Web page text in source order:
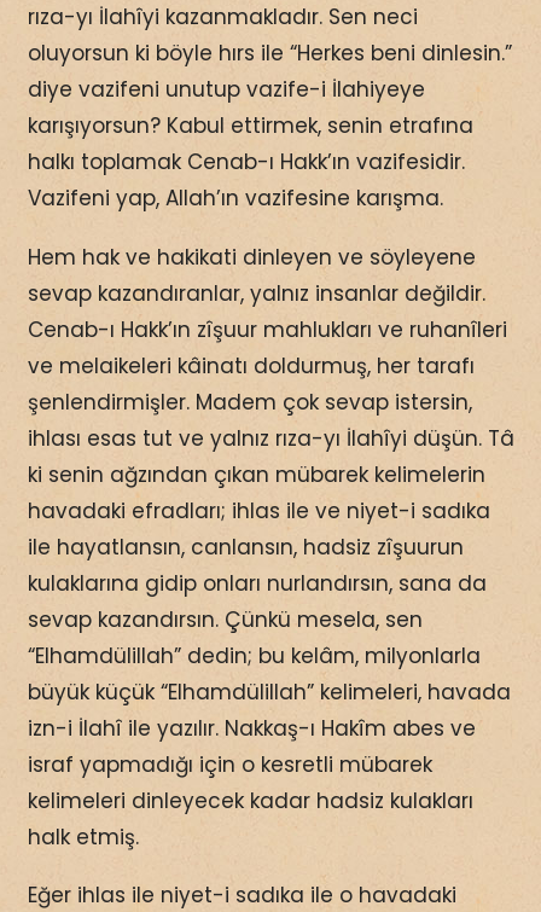
rıza-yı İlahîyi kazanmakladır. Sen neci
oluyorsun ki böyle hırs ile “Herkes beni dinlesin.”
diye vazifeni unutup vazife-i İlahiyeye
karışıyorsun? Kabul ettirmek, senin etrafına
halkı toplamak Cenab-ı Hakk’ın vazifesidir.
Vazifeni yap, Allah’ın vazifesine karışma.
Hem hak ve hakikati dinleyen ve söyleyene
sevap kazandıranlar, yalnız insanlar değildir.
Cenab-ı Hakk’ın zîşuur mahlukları ve ruhanîleri
ve melaikeleri kâinatı doldurmuş, her tarafı
şenlendirmişler. Madem çok sevap istersin,
ihlası esas tut ve yalnız rıza-yı İlahîyi düşün. Tâ
ki senin ağzından çıkan mübarek kelimelerin
havadaki efradları; ihlas ile ve niyet-i sadıka
ile hayatlansın, canlansın, hadsiz zîşuurun
kulaklarına gidip onları nurlandırsın, sana da
sevap kazandırsın. Çünkü mesela, sen
“Elhamdülillah” dedin; bu kelâm, milyonlarla
büyük küçük “Elhamdülillah” kelimeleri, havada
izn-i İlahî ile yazılır. Nakkaş-ı Hakîm abes ve
israf yapmadığı için o kesretli mübarek
kelimeleri dinleyecek kadar hadsiz kulakları
halk etmiş.
Eğer ihlas ile niyet-i sadıka ile o havadaki